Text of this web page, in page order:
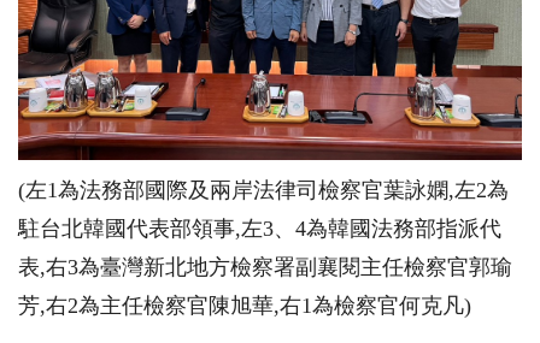
(左1為法務部國際及兩岸法律司檢察官葉詠嫻,左2為
駐台北韓國代表部領事,左3、4為韓國法務部指派代
表,右3為臺灣新北地方檢察署副襄閱主任檢察官郭瑜
芳,右2為主任檢察官陳旭華,右1為檢察官何克凡)